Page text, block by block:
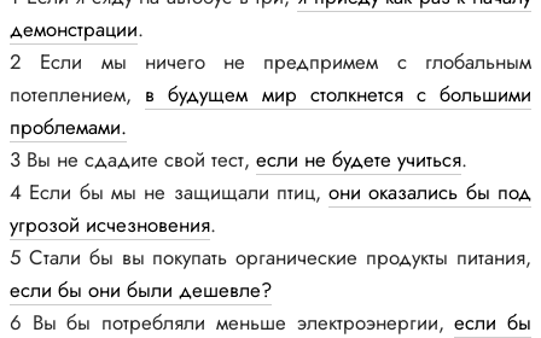
демонстрации.
2 Если мы ничего не предпримем с глобальным
потеплением, в будущем мир столкнется с большими
проблемами.
3 Вы не сдадите свой тест, если не будете учиться.
4 Если бы мы не защищали птиц,они оказались бы под
угрозой исчезновения.
5 Стали бы вы покупать органические продукты питания,
если бы они были дешевле?
6 Вы бы потребляли меньше электроэнергии,если бы